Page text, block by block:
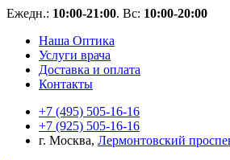
Ежедн.: 10:00-21:00. Вс: 10:00-20:00
Наша Оптика
Услуги врача
Доставка и оплата
Контакты
+7 (495) 505-16-16
+7 (925) 505-16-16
г. Москва, Лермонтовский